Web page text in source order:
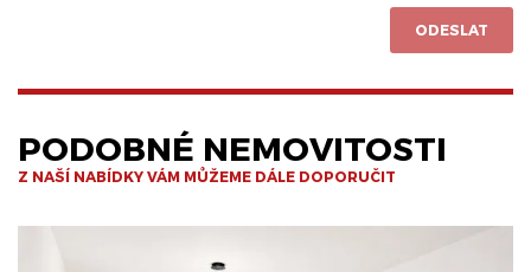
ODESLAT
PODOBNÉ NEMOVITOSTI
Z NAŠÍ NABÍDKY VÁM MŮŽEME DÁLE DOPORUČIT